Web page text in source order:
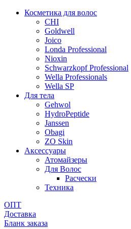
Косметика для волос
CHI
Goldwell
Joico
Londa Professional
Nioxin
Schwarzkopf Professional
Wella Professionals
Wella SP
Для тела
Gehwol
HydroPeptide
Janssen
Obagi
ZO Skin
Aксессуары
Атомайзеры
Для Волос
Расчески
Техника
ОПТ
Доставка
Бланк заказа